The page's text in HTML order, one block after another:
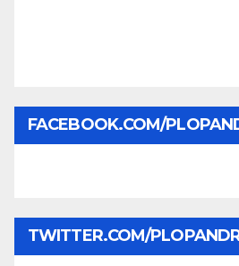
FACEBOOK.COM/
TWITTER.COM/